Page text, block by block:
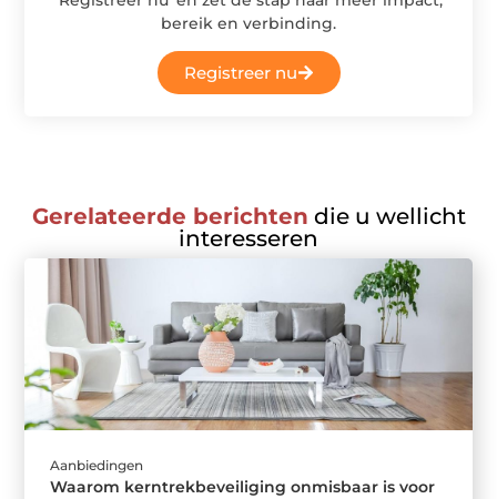
bereik en verbinding.
Registreer nu
Gerelateerde berichten die u wellicht
interesseren
Aanbiedingen
Waarom kerntrekbeveiliging onmisbaar is voor